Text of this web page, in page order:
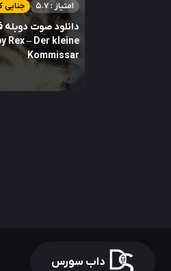
جنایی امتیاز : 5.7
دانلود صوت دوبله
Rex – Der kleine
Kommissar
داب سورس